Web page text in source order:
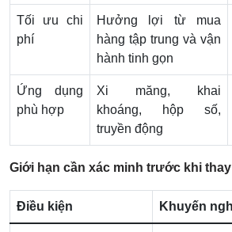
Tối ưu chi
phí
Hưởng lợi từ mua
hàng tập trung và vận
hành tinh gọn
Ứng dụng
phù hợp
Xi măng, khai
khoáng, hộp số,
truyền động
Giới hạn cần xác minh trước khi
Điều kiện Khuyến